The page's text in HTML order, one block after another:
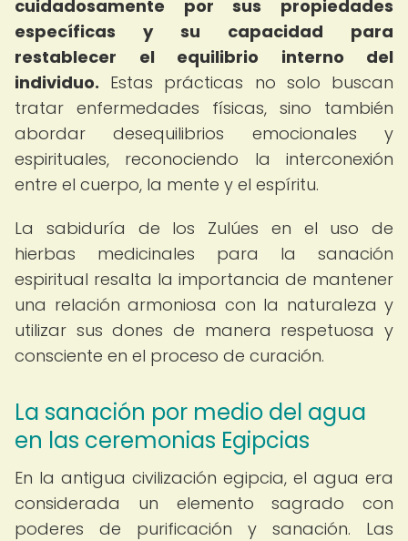
cuidadosamente por sus propiedades
específicas y su capacidad para
restablecer el equilibrio interno del
individuo. Estas prácticas no solo buscan
tratar enfermedades físicas, sino también
abordar desequilibrios emocionales y
espirituales, reconociendo la interconexión
entre el cuerpo, la mente y el espíritu.
La sabiduría de los Zulúes en el uso de
hierbas medicinales para la sanación
espiritual resalta la importancia de mantener
una relación armoniosa con la naturaleza y
utilizar sus dones de manera respetuosa y
consciente en el proceso de curación.
La sanación por medio del agua
en las ceremonias Egipcias
En la antigua civilización egipcia, el agua era
considerada un elemento sagrado con
poderes de purificación y sanación. Las